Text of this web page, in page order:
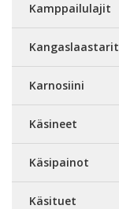
Kamppailulajit
Kangaslaastarit
Karnosiini
Käsineet
Käsipainot
Käsituet